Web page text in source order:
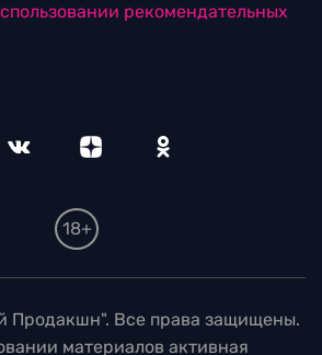
рекомендательных
18+
Все права защищены.
материалов активная